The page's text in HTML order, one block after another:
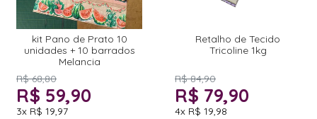
kit Pano de Prato 10
unidades + 10 barrados
Melancia
R$ 68,80
R$ 59,90
3x R$ 19,97
Retalho de Tecido
Tricoline 1kg
R$ 84,90
R$ 79,90
4x R$ 19,98